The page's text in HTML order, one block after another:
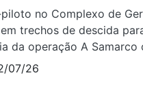
no Complexo de
trechos de descida
da operação A
07/26